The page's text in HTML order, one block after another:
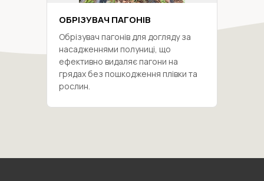
ОБРІЗУВАЧ ПАГОНІВ
Обрізувач пагонів для догляду за
насадженнями полуниці, що
ефективно видаляє пагони на
грядах без пошкодження плівки та
рослин.